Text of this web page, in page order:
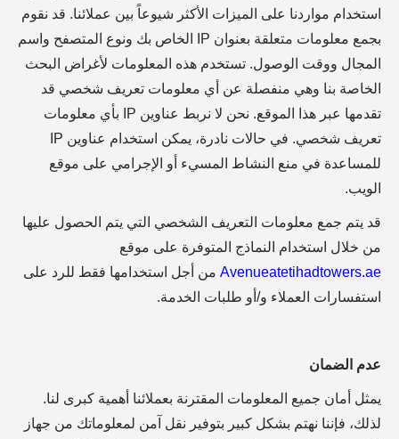
استخدام مواردنا على الميزات الأكثر شيوعاً بين عملائنا. قد نقوم
بجمع معلومات متعلقة بعنوان IP الخاص بك ونوع المتصفح واسم
المجال ووقت الوصول. تستخدم هذه المعلومات لأغراض البحث
الخاصة بنا وهي منفصلة عن أي معلومات تعريف شخصي قد
تقدمها عبر هذا الموقع. نحن لا نربط عناوين IP بأي معلومات
تعريف شخصي. في حالات نادرة، يمكن استخدام عناوين IP
للمساعدة في منع النشاط المسيء أو الإجرامي على موقع
الويب.
قد يتم جمع معلومات التعريف الشخصي التي يتم الحصول عليها
من خلال استخدام النماذج المتوفرة على موقع
Avenueatetihadtowers.ae من أجل استخدامها فقط للرد على
استفسارات العملاء و/أو طلبات الخدمة.
عدم الضمان
يمثل أمان جميع المعلومات المقترنة بعملائنا أهمية كبرى لنا.
لذلك، فإننا نهتم بشكل كبير بتوفير نقل آمن لمعلوماتك من جهاز